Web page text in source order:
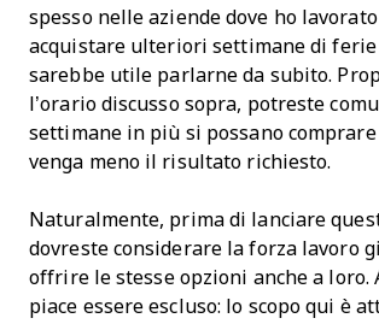
spesso nelle aziende dove ho
acquistare ulteriori settimane di ferie
sarebbe utile parlarne da subito.
l’orario discusso sopra, potreste
settimane in più si possano comprare
venga meno il risultato richiesto.
Naturalmente, prima di lanciare
dovreste considerare la forza lavoro
offrire le stesse opzioni anche a loro.
piace essere escluso: lo scopo qui è